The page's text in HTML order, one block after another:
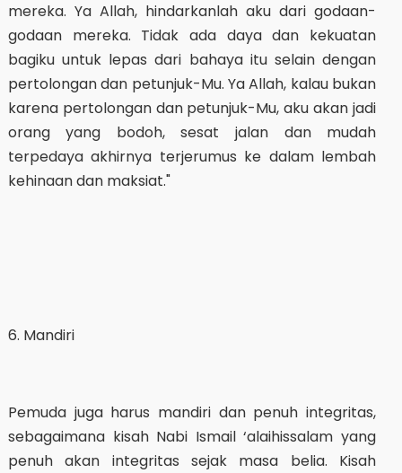
mereka. Ya Allah, hindarkanlah aku dari godaan-
godaan mereka. Tidak ada daya dan kekuatan
bagiku untuk lepas dari bahaya itu selain dengan
pertolongan dan petunjuk-Mu. Ya Allah, kalau bukan
karena pertolongan dan petunjuk-Mu, aku akan jadi
orang yang bodoh, sesat jalan dan mudah
terpedaya akhirnya terjerumus ke dalam lembah
kehinaan dan maksiat."
6. Mandiri
Pemuda juga harus mandiri dan penuh integritas,
sebagaimana kisah Nabi Ismail ‘alaihissalam yang
penuh akan integritas sejak masa belia. Kisah